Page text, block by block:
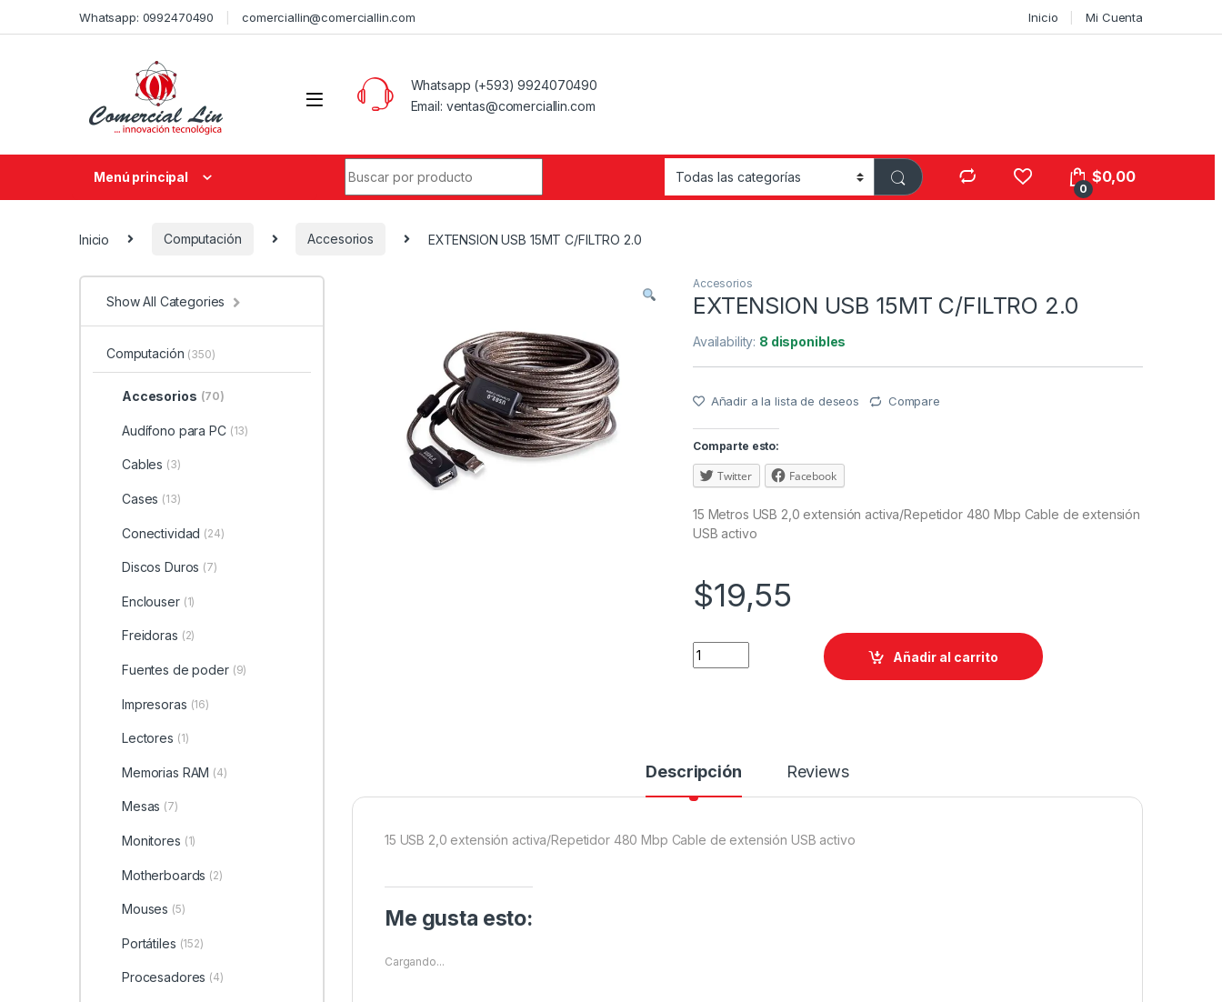
Whatsapp: 0992470490 comerciallin@comerciallin.com Inicio Mi Cuenta
Whatsapp (+593) 9924070490
Email: ventas@comerciallin.com
Menú principal
0
$0,00
Inicio Computación Accesorios EXTENSION USB 15MT C/FILTRO 2.0
Accesorios
EXTENSION USB 15MT C/FILTRO 2.0
Availability: 8 disponibles
Añadir a la lista de deseos Compare
Comparte esto:
Twitter Facebook
15 Metros USB 2,0 extensión activa/Repetidor 480 Mbp Cable de extensión
USB activo
$19,55
Añadir al carrito
Descripción Reviews
15 USB 2,0 extensión activa/Repetidor 480 Mbp Cable de extensión USB activo
Me gusta esto:
Cargando...
Show All Categories
Computación (350)
Accesorios (70)
Audífono para PC (13)
Cables (3)
Cases (13)
Conectividad (24)
Discos Duros (7)
Enclouser (1)
Freidoras (2)
Fuentes de poder (9)
Impresoras (16)
Lectores (1)
Memorias RAM (4)
Mesas (7)
Monitores (1)
Motherboards (2)
Mouses (5)
Portátiles (152)
Procesadores (4)